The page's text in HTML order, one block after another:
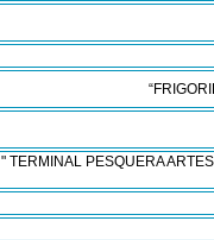
" TERMINAL PESQUERA